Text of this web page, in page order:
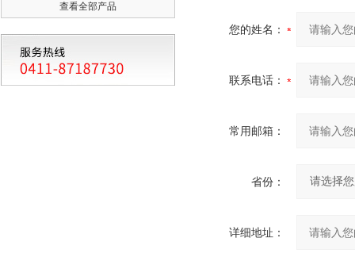
查看全部产品
您的姓名：
联系电话：
常用邮箱：
省份：
详细地址：